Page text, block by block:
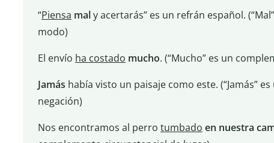
“Piensa maly acertarás” es un refrán español.
modo)
El envío ha costado mucho. (“Mucho” es un
Jamás había visto un paisaje como este. (“Jamás”
negación)
Nos encontramos al perro tumbado en nuestra